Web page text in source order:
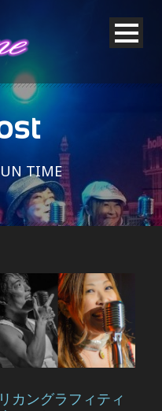
TIME
カングラフィティ